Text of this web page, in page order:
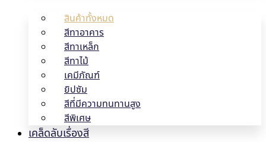
สินค้าทั้งหมด
สีทาอาคาร
สีทาเหล็ก
สีทาไม้
เคมีภัณฑ์
ยิปซัม
สีที่มีความทนทานสูง
สีพิเศษ
เคล็ดลับเรื่องสี